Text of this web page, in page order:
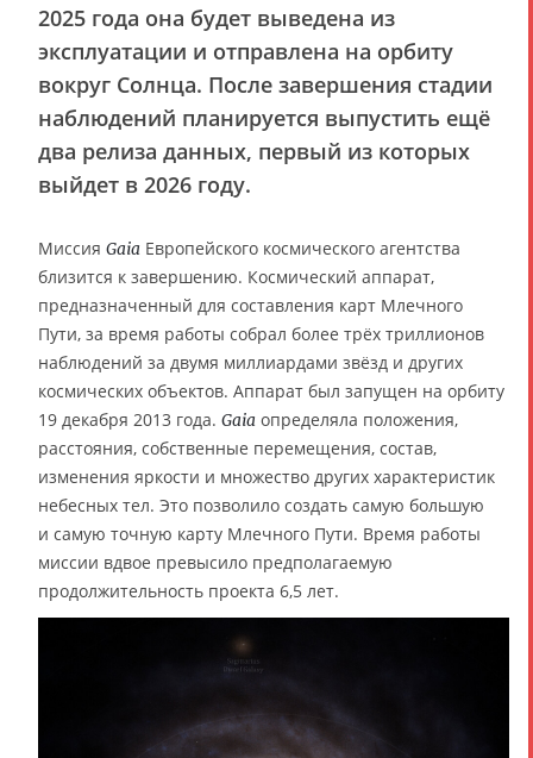
2025 года она будет выведена из
эксплуатации и отправлена на орбиту
вокруг Солнца. После завершения стадии
наблюдений планируется выпустить ещё
два релиза данных, первый из которых
выйдет в 2026 году.
Миссия Gaia Европейского космического агентства
близится к завершению. Космический аппарат,
предназначенный для составления карт Млечного
Пути, за время работы собрал более трёх триллионов
наблюдений за двумя миллиардами звёзд и других
космических объектов. Аппарат был запущен на орбиту
19 декабря 2013 года. Gaia определяла положения,
расстояния, собственные перемещения, состав,
изменения яркости и множество других характеристик
небесных тел. Это позволило создать самую большую
и самую точную карту Млечного Пути. Время работы
миссии вдвое превысило предполагаемую
продолжительность проекта 6,5 лет.